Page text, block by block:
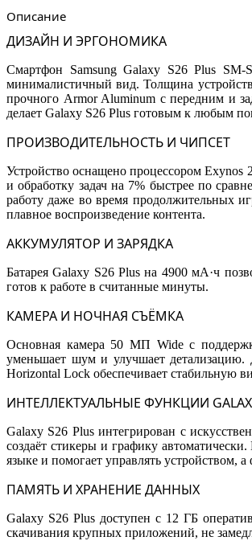
Blue
Описание
ДИЗАЙН И ЭРГОНОМИКА
Смартфон Samsung Galaxy S26 Plus SM-
минималистичный вид. Толщина
прочного Armor Aluminum с передним и
делает Galaxy S26 Plus готовым к любым
ПРОИЗВОДИТЕЛЬНОСТЬ И ЧИПСЕТ
Устройство оснащено процессором
и обработку задач на 7% быстрее по
работу даже во время продолжительных
плавное воспроизведение контента.
АККУМУЛЯТОР И ЗАРЯДКА
Батарея Galaxy S26 Plus на 4900 мА·ч
готов к работе в считанные минуты.
КАМЕРА И НОЧНАЯ СЪЁМКА
Основная камера 50 МП Wide с
уменьшает шум и улучшает
Horizontal Lock обеспечивает стабильную
ИНТЕЛЛЕКТУАЛЬНЫЕ ФУНКЦИИ
Galaxy S26 Plus интегрирован с
создаёт стикеры и графику
языке и помогает управлять
ПАМЯТЬ И ХРАНЕНИЕ ДАННЫХ
Galaxy S26 Plus доступен с 12 ГБ
скачивания крупных приложений, не